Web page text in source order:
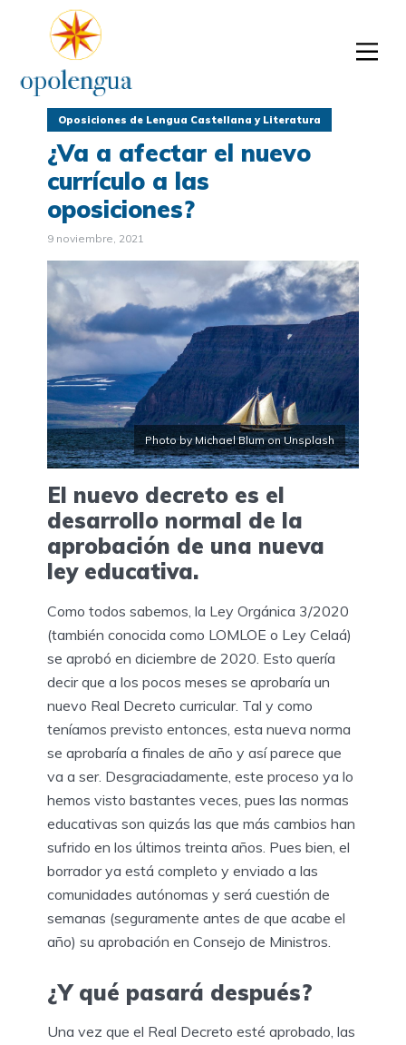
Oposiciones de Lengua Castellana y Literatura
¿Va a afectar el nuevo
currículo a las
oposiciones?
9 noviembre, 2021
Photo by Michael Blum on Unsplash
El nuevo decreto es el
desarrollo normal de la
aprobación de una nueva
ley educativa.
Como todos sabemos, la Ley Orgánica 3/2020
(también conocida como LOMLOE o Ley Celaá)
se aprobó en diciembre de 2020. Esto quería
decir que a los pocos meses se aprobaría un
nuevo Real Decreto curricular. Tal y como
teníamos previsto entonces, esta nueva norma
se aprobaría a finales de año y así parece que
va a ser. Desgraciadamente, este proceso ya lo
hemos visto bastantes veces, pues las normas
educativas son quizás las que más cambios han
sufrido en los últimos treinta años. Pues bien, el
borrador ya está completo y enviado a las
comunidades autónomas y será cuestión de
semanas (seguramente antes de que acabe el
año) su aprobación en Consejo de Ministros.
¿Y qué pasará después?
Una vez que el Real Decreto esté aprobado, las